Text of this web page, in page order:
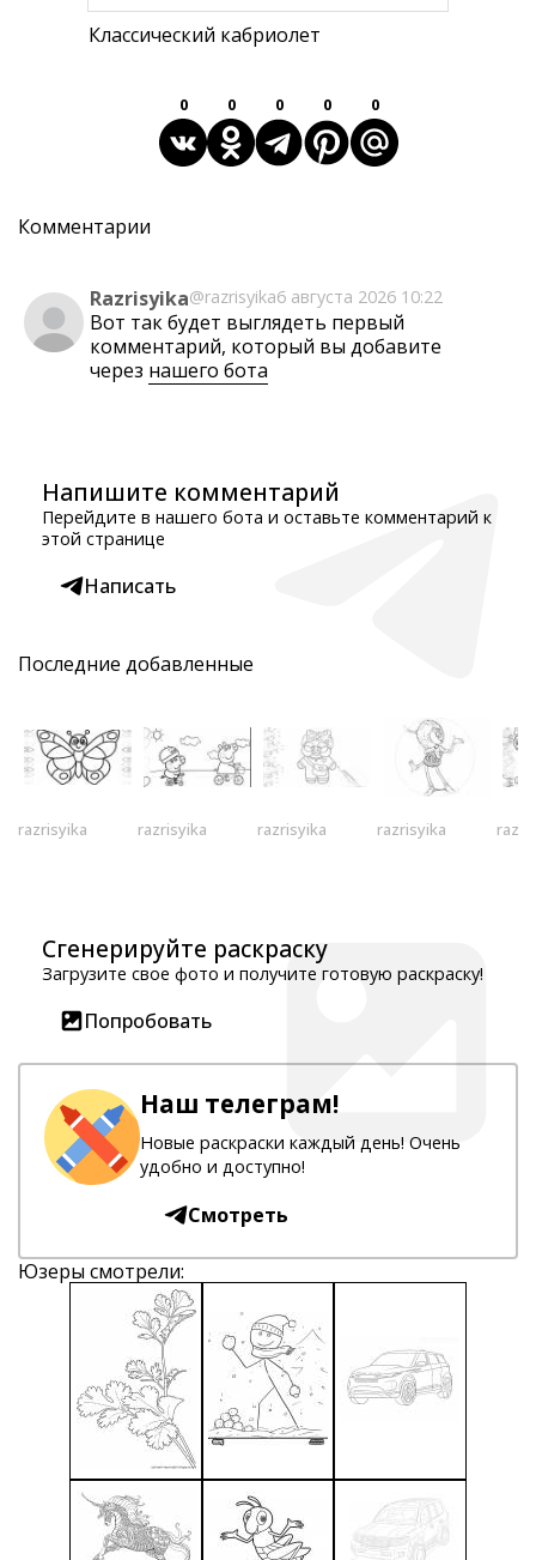
Классический кабриолет
0 0 0 0 0
Комментарии
Razrisyika@razrisyika6 августа 2026 10:22
Вот так будет выглядеть первый
комментарий, который вы добавите
через нашего бота
Напишите комментарий
Перейдите в нашего бота и оставьте комментарий к
этой странице
Написать
Последние добавленные
razrisyika razrisyika razrisyika razrisyika
Сгенерируйте раскраску
Загрузите свое фото и получите готовую раскраску!
Попробовать
Наш телеграм!
Новые раскраски каждый день! Очень
удобно и доступно!
Смотреть
Юзеры смотрели: